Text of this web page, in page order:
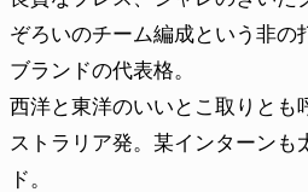
ぞろいのチーム編成という非の
ブランドの代表格。
西洋と東洋のいいとこ取りとも
ストラリア発。某インターンも
ド。